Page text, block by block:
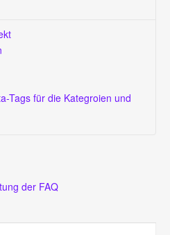
Tags für die Kategroien und
der FAQ